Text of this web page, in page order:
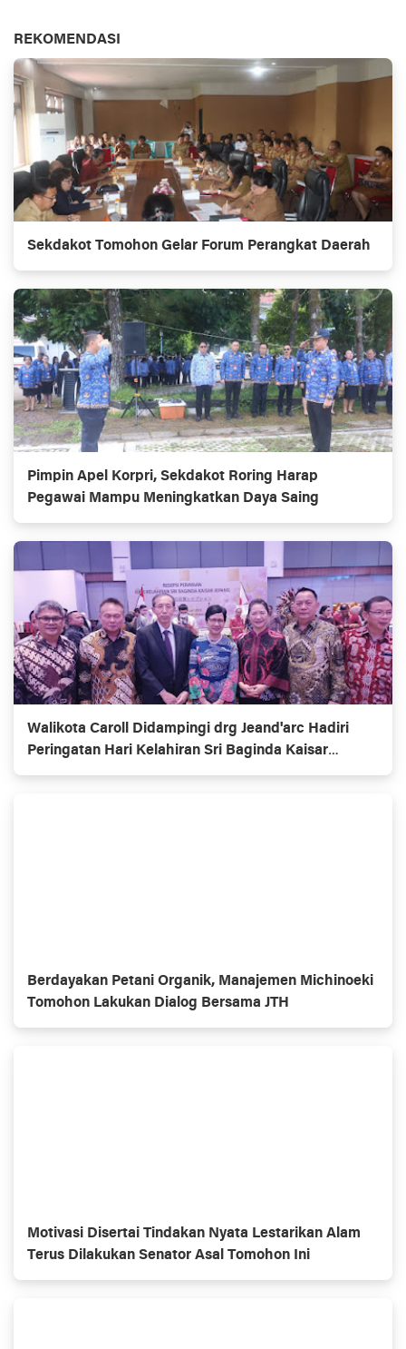
REKOMENDASI
Sekdakot Tomohon Gelar Forum Perangkat Daerah
Pimpin Apel Korpri, Sekdakot Roring Harap
Pegawai Mampu Meningkatkan Daya Saing
Walikota Caroll Didampingi drg Jeand'arc Hadiri
Peringatan Hari Kelahiran Sri Baginda Kaisar
Jepang
Berdayakan Petani Organik, Manajemen Michinoeki
Tomohon Lakukan Dialog Bersama JTH
Motivasi Disertai Tindakan Nyata Lestarikan Alam
Terus Dilakukan Senator Asal Tomohon Ini